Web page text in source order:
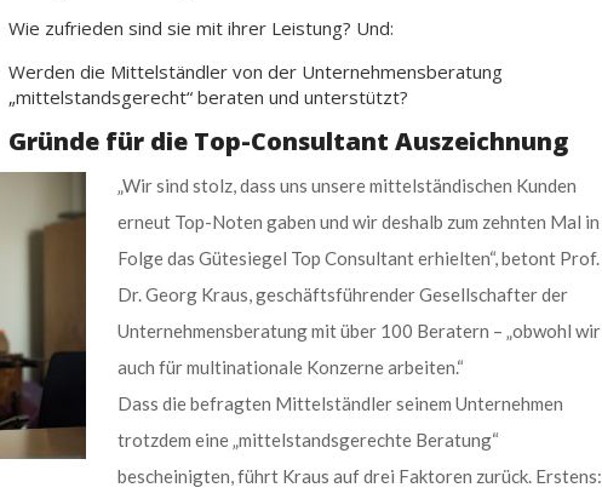
Wie zufrieden sind sie mit ihrer Leistung? Und:
Werden die Mittelständler von der Unternehmensberatung
„mittelstandsgerecht“ beraten und unterstützt?
Gründe für die Top-Consultant Auszeichnung
„Wir sind stolz, dass uns unsere mittelständischen Kunden
erneut Top-Noten gaben und wir deshalb zum zehnten Mal in
Folge das Gütesiegel Top Consultant erhielten“, betont Prof.
Dr. Georg Kraus, geschäftsführender Gesellschafter der
Unternehmensberatung mit über 100 Beratern – „obwohl wir
auch für multinationale Konzerne arbeiten.“
Dass die befragten Mittelständler seinem Unternehmen
trotzdem eine „mittelstandsgerechte Beratung“
bescheinigten, führt Kraus auf drei Faktoren zurück. Erstens: